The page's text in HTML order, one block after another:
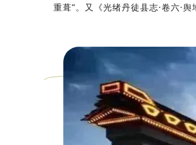
重葺”。又《光绪丹徒县志·卷六·